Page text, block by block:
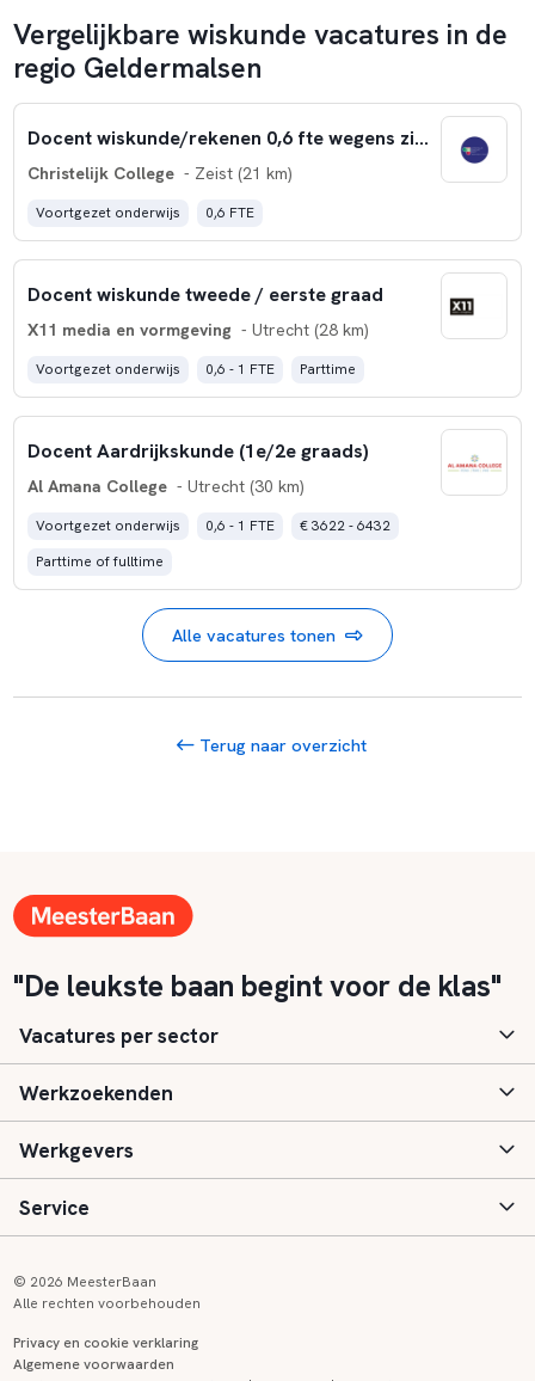
Vergelijkbare wiskunde vacatures in de
regio Geldermalsen
Docent wiskunde/rekenen 0,6 fte wegens ziektevervanging
Christelijk College - Zeist (21 km)
Voortgezet onderwijs 0,6 FTE
Docent wiskunde tweede / eerste graad
X11 media en vormgeving - Utrecht (28 km)
Voortgezet onderwijs 0,6 - 1 FTE Parttime
Docent Aardrijkskunde (1e/2e graads)
Al Amana College - Utrecht (30 km)
Voortgezet onderwijs 0,6 - 1 FTE
€ 3622 - 6432
Parttime of fulltime
Alle vacatures tonen
Terug naar overzicht
"De leukste baan begint voor de klas"
Vacatures per sector
Basisonderwijs
Speciaal (basis) onderwijs
Voortgezet onderwijs
Werkzoekenden
Aanmelden
Vacatures
Werkgevers
Inloggen
Service
© 2026 MeesterBaan
Alle rechten voorbehouden
Privacy en cookie verklaring
Algemene voorwaarden